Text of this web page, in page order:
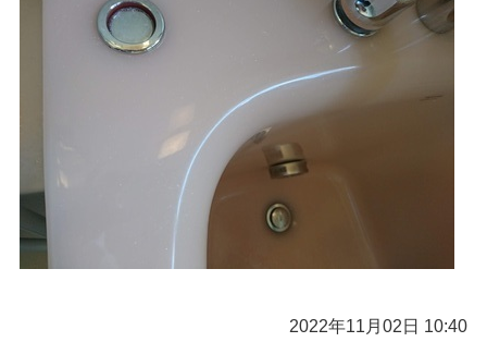
2022年11月02日 10:40